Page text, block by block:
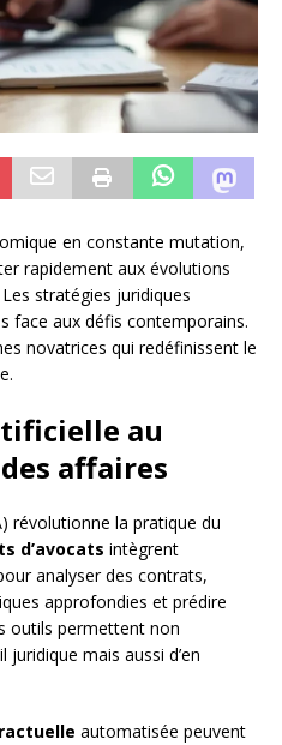
en constante mutation,
rapidement aux évolutions
stratégies juridiques
face aux défis contemporains.
novatrices qui redéfinissent le
au
affaires
révolutionne la pratique du
d’avocats intègrent
analyser des contrats,
approfondies et prédire
outils permettent non
juridique mais aussi d’en
automatisée peuvent